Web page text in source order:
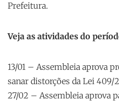
Prefeitura.
Veja as atividades do
13/01 – Assembleia aprova
sanar distorções da Lei 409/
27/02 – Assembleia aprova